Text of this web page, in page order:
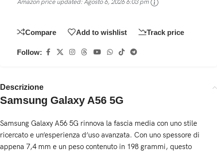
Amazon price updated:Agosto 6, 2026 6:03 pm
Compare Add to wishlist Track price
Follow:
Descrizione
Samsung Galaxy A56 5G
Samsung Galaxy A56 5G rinnova la fascia media con uno stile
ricercato e un’esperienza d’uso avanzata. Con uno spessore di
appena 7,4 mm e un peso contenuto in 198 grammi, questo